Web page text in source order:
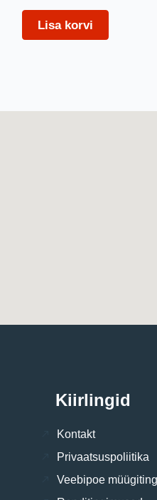
Lisa korvi
Kiirlingid
Kontakt
Privaatsuspoliitika
Veebipoe